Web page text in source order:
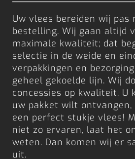
Uw vlees bereiden wij pas
bestelling. Wij gaan altijd
maximale kwaliteit; dat
selectie in de weide en
verpakkingen en
geheel gekoelde lijn. Wij
concessies op kwaliteit. U
uw pakket wilt
een perfect stukje vlees!
niet zo ervaren, laat het
weten. Dan komen wij er
uit.